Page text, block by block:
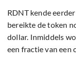
RDNT kende
bereikte de token
dollar. Inmiddels
een fractie van een